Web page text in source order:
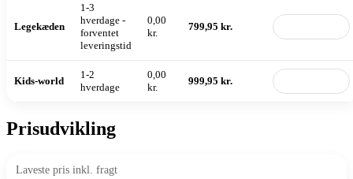
Legekæden
1-3
hverdage -
forventet
leveringstid
0,00
kr.
799,95 kr.
Kids-world
1-2
hverdage
0,00
kr.
999,95 kr.
Prisudvikling
Laveste pris inkl. fragt